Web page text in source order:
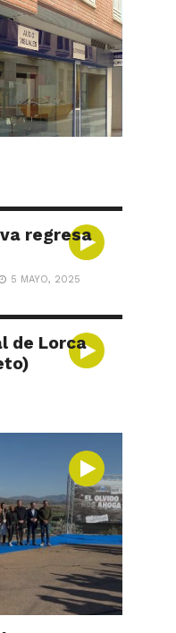
regresa
5 MAYO, 2025
de Lorca